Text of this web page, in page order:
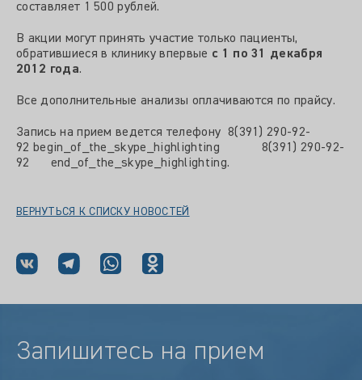
составляет 1 500 рублей.
В акции могут принять участие только пациенты,
обратившиеся в клинику впервые с 1 по 31 декабря
2012 года.
Все дополнительные анализы оплачиваются по прайсу.
Запись на прием ведется телефону 8(391) 290-92-
92 begin_of_the_skype_highlighting
8(391) 290-92-
92
end_of_the_skype_highlighting.
ВЕРНУТЬСЯ К СПИСКУ НОВОСТЕЙ
Запишитесь на прием